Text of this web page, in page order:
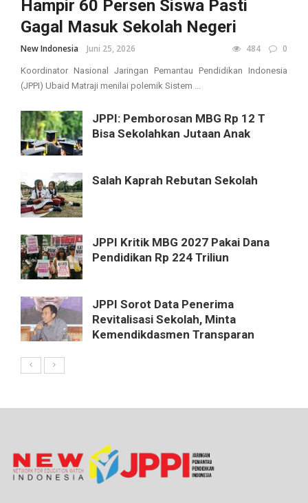
Hampir 60 Persen Siswa Pasti
Gagal Masuk Sekolah Negeri
New Indonesia Juni 25, 2026 484 0
Koordinator Nasional Jaringan Pemantau Pendidikan Indonesia
(JPPI) Ubaid Matraji menilai polemik Sistem ...
JPPI: Pemborosan MBG Rp 12 T
Bisa Sekolahkan Jutaan Anak
Salah Kaprah Rebutan Sekolah
JPPI Kritik MBG 2027 Pakai Dana
Pendidikan Rp 224 Triliun
JPPI Sorot Data Penerima
Revitalisasi Sekolah, Minta
Kemendikdasmen Transparan